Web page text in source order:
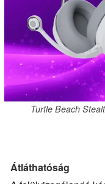
Turtle Beach
Átláthatóság